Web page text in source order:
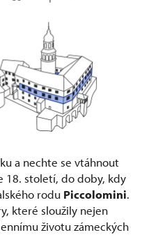
a nechte se vtáhnout
18. století, do doby, kdy
rodu Piccolomini.
které sloužily nejen
životu zámeckých